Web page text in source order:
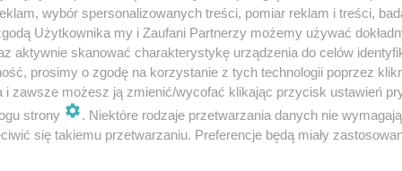
Norwegię, za to my… odrobiliśmy 0,15 punktu do
wybór spersonalizowanych treści, pomiar reklam i treści,
Użytkownika my i Zaufani Partnerzy możemy używać
aktywnie skanować charakterystykę urządzenia do celów
prosimy o zgodę na korzystanie z tych technologii poprzez
i zawsze możesz ją zmienić/wycofać klikając przycisk ustawień
strony
. Niektóre rodzaje przetwarzania danych nie
się takiemu przetwarzaniu. Preferencje będą miały